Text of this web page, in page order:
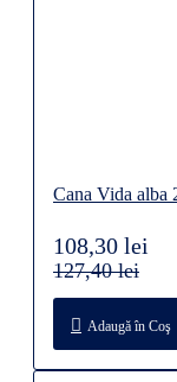
Cana Vida alba
108,30 lei
127,40 lei
Adaugă în Coş